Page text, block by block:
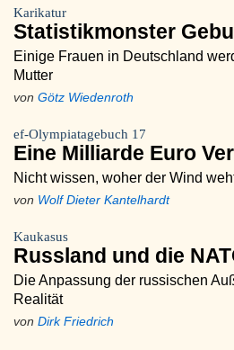
Karikatur
Statistikmonster
Einige Frauen in Deutschland
Mutter
von Götz Wiedenroth
ef-Olympiatagebuch 17
Eine Milliarde Euro
Nicht wissen, woher der Wind
von Wolf Dieter Kantelhardt
Kaukasus
Russland und die
Die Anpassung der russischen
Realität
von Dirk Friedrich